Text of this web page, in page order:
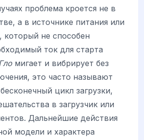
проблема кроется не в
а в источнике питания или
который не способен
ток для старта
мигает и вибрирует без
это часто называют
цикл загрузки,
в загрузчик или
Дальнейшие действия
модели и характера